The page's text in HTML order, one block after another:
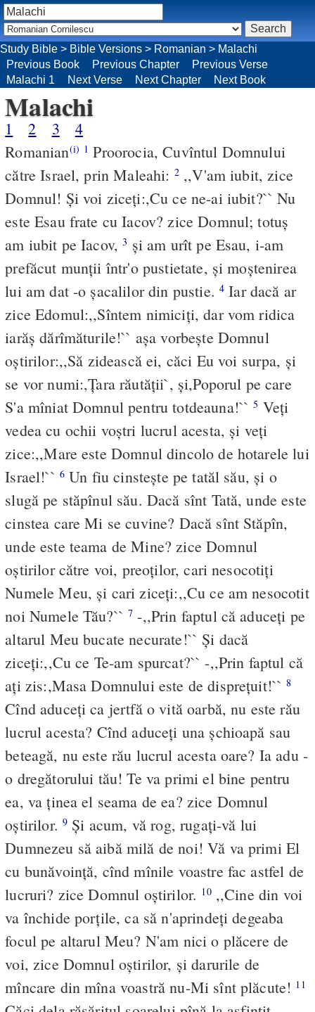
Study Bible > Bible Versions > Romanian > Malachi
Previous Book
Previous Chapter
Previous Verse
Malachi 1
Next Verse Next Chapter Next Book
Malachi
1 2 3
4
Romanian(i) 1 Proorocia, Cuvîntul Domnului
către Israel, prin Maleahi: 2,,V'am iubit, zice
Domnul! Şi voi ziceţi:,Cu ce ne-ai iubit?`` Nu
este Esau frate cu Iacov? zice Domnul; totuş
am iubit pe Iacov,3 şi am urît pe Esau, i-am
prefăcut munţii într'o pustietate, şi moştenirea
lui am dat -o şacalilor din pustie. 4 Iar dacă ar
zice Edomul:,,Sîntem nimiciţi, dar vom ridica
iarăş dărîmăturile!`` aşa vorbeşte Domnul
oştirilor:,,Să zidească ei, căci Eu voi surpa, şi
se vor numi:,Ţara răutăţii`, şi,Poporul pe care
S'a mîniat Domnul pentru totdeauna!``5 Veţi
vedea cu ochii voştri lucrul acesta, şi veţi
zice:,,Mare este Domnul dincolo de hotarele lui
Israel!`` 6 Un fiu cinsteşte pe tatăl său, şi o
slugă pe stăpînul său. Dacă sînt Tată, unde este
cinstea care Mi se cuvine? Dacă sînt Stăpîn,
unde este teama de Mine? zice Domnul
oştirilor către voi, preoţilor, cari nesocotiţi
Numele Meu, şi cari ziceţi:,,Cu ce am nesocotit
noi Numele Tău?``7 -,,Prin faptul că aduceţi pe
altarul Meu bucate necurate!`` Şi dacă
ziceţi:,,Cu ce Te-am spurcat?`` -,,Prin faptul că
aţi zis:,Masa Domnului este de dispreţuit!``8
Cînd aduceţi ca jertfă o vită oarbă, nu este rău
lucrul acesta? Cînd aduceţi una şchioapă sau
beteagă, nu este rău lucrul acesta oare? Ia adu -
o dregătorului tău! Te va primi el bine pentru
ea, va ţinea el seama de ea? zice Domnul
oştirilor. 9 Şi acum, vă rog, rugaţi-vă lui
Dumnezeu să aibă milă de noi! Vă va primi El
cu bunăvoinţă, cînd mînile voastre fac astfel de
lucruri? zice Domnul oştirilor. 10,,Cine din voi
va închide porţile, ca să n'aprindeţi degeaba
focul pe altarul Meu? N'am nici o plăcere de
voi, zice Domnul oştirilor, şi darurile de
mîncare din mîna voastră nu-Mi sînt plăcute! 11